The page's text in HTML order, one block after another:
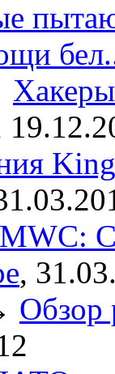
,
Обзор